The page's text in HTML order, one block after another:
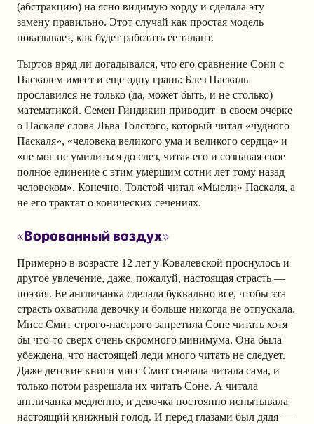
(абстракцию) на ясно видимую хорду и сделала эту
замену правильно. Этот случай как простая модель
показывает, как будет работать ее талант.
Тыртов вряд ли догадывался, что его сравнение Сони с
Паскалем имеет и еще одну грань: Блез Паскаль
прославился не только (да, может быть, и не столько)
математикой. Семен Гиндикин приводит в своем очерке
о Паскале слова Льва Толстого, который читал «чудного
Паскаля», «человека великого ума и великого сердца» и
«не мог не умилиться до слез, читая его и сознавая свое
полное единение с этим умершим сотни лет тому назад
человеком». Конечно, Толстой читал «Мысли» Паскаля, а
не его трактат о конических сечениях.
«Ворованный воздух»
Примерно в возрасте 12 лет у Ковалевской проснулось и
другое увлечение, даже, пожалуй, настоящая страсть —
поэзия. Ее англичанка сделала буквально все, чтобы эта
страсть охватила девочку и больше никогда не отпускала.
Мисс Смит строго-настрого запретила Соне читать хотя
бы что-то сверх очень скромного минимума. Она была
убеждена, что настоящей леди много читать не следует.
Даже детские книги мисс Смит сначала читала сама, и
только потом разрешала их читать Соне. А читала
англичанка медленно, и девочка постоянно испытывала
настоящий книжный голод. И перед глазами был дядя —